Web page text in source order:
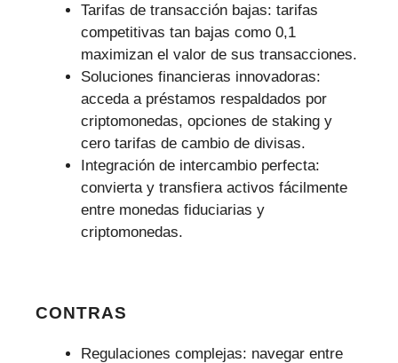
Tarifas de transacción bajas: tarifas
competitivas tan bajas como 0,1
maximizan el valor de sus transacciones.
Soluciones financieras innovadoras:
acceda a préstamos respaldados por
criptomonedas, opciones de staking y
cero tarifas de cambio de divisas.
Integración de intercambio perfecta:
convierta y transfiera activos fácilmente
entre monedas fiduciarias y
criptomonedas.
CONTRAS
Regulaciones complejas: navegar entre